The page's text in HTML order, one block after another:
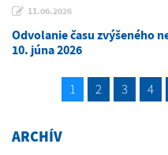
11.06.2026
Odvolanie času zvýšeného
10. júna 2026
1 2 3 4
ARCHÍV